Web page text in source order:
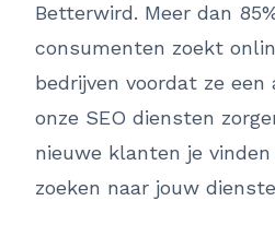
Betterwird. Meer dan
consumenten zoekt
bedrijven voordat ze een
onze SEO diensten
nieuwe klanten je
zoeken naar jouw